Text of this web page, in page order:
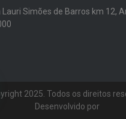
Lauri Simões de Barros km 12,
2025. Todos os direitos
Desenvolvido por